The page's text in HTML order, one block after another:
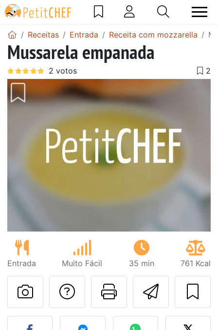
Receitas Entrada Receita com mozzarella
Mussarela empanada
Entrada Muito Fácil 35 min 761 Kcal
Imprima
Falar com o autor
Fez esta receita?